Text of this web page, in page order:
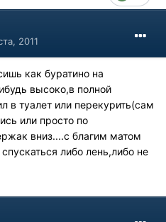
2011
как буратино на
высоко,в полной
в туалет или перекурить(сам
или просто по
вниз....с благим матом
либо лень,либо не